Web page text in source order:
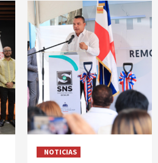
NOTICIAS